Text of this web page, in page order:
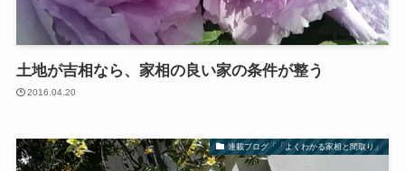
土地が吉相なら、家相の良い家の条件が整う
2016.04.20
連載ブログ「「よくわかる家相と間取り」